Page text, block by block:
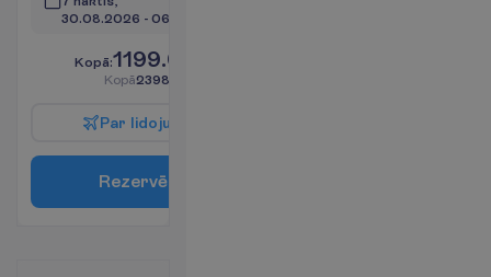
30.08.2026 - 06.09.2026
Kopā:1199.00
Kopā2398.00
Par lidoju
Rezervē